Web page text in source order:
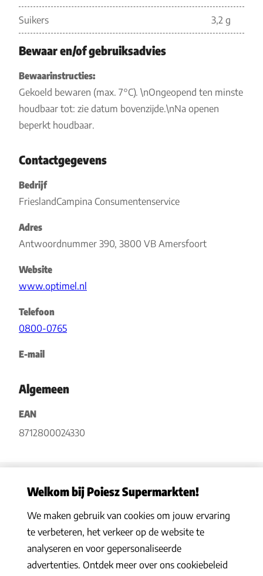
Suikers 3,2 g
Bewaar en/of gebruiksadvies
Bewaarinstructies:
Gekoeld bewaren (max. 7°C). \nOngeopend ten minste
houdbaar tot: zie datum bovenzijde.\nNa openen
beperkt houdbaar.
Contactgegevens
Bedrijf
FrieslandCampina Consumentenservice
Adres
Antwoordnummer 390, 3800 VB Amersfoort
Website
www.optimel.nl
Telefoon
0800-0765
E-mail
Algemeen
EAN
8712800024330
Privacy statement|Algemene voorwaarden |Hoe werkt het |
Veelgestelde vragen|Cookies
© 2026 Poiesz Supermarkten B.V. Alle rechten voorbehouden
Welkom bij Poiesz Supermarkten!
We maken gebruik van cookies om jouw ervaring
te verbeteren, het verkeer op de website te
analyseren en voor gepersonaliseerde
advertenties. Ontdek meer over ons cookiebeleid